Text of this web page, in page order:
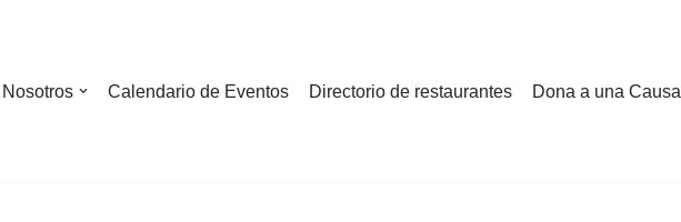
Nosotros Calendario de Eventos Directorio de restaurantes Dona a una Causa